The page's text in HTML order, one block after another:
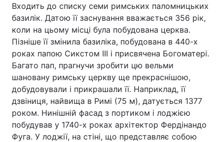
Входить до списку семи римських паломницьких
базилік. Датою її заснування вважається 356 рік,
коли на цьому місці була побудована церква.
Пізніше її змінила базиліка, побудована в 440-х
роках папою Сикстом III і присвячена Богоматері.
Багато пап, прагнучи зробити цю вельми
шановану римську церкву ще прекраснішою,
добудовували і прикрашали її. Наприклад, її
дзвіниця, найвища в Римі (75 м), датується 1377
роком. Нинішній фасад з портиком і лоджією
побудував у 1740-х роках архітектор Фердінандо
Фуга. У лоджії, на стіні, що представляє собою